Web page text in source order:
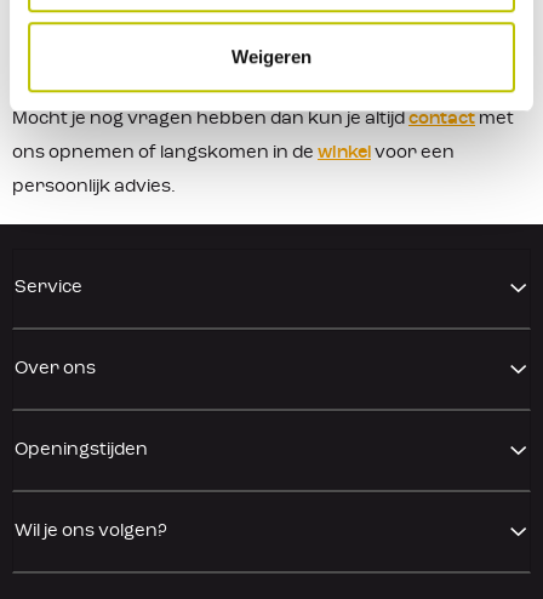
Weigeren
Mocht je nog vragen hebben dan kun je altijd contact met
ons opnemen of langskomen in de winkel voor een
persoonlijk advies.
Service
Over ons
Openingstijden
Wil je ons volgen?